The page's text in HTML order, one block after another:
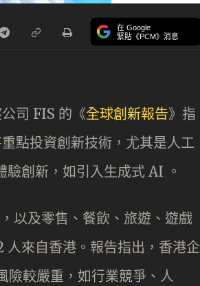
在 Google
緊貼《PCM》消息
司 FIS 的《全球創新報告》指
點投資創新技術，尤其是人工
創新，如引入生成式 AI 。
以及零售、餐飲、旅遊、遊戲
來自香港。報告指出，香港企
險較嚴重，如行業競爭、人